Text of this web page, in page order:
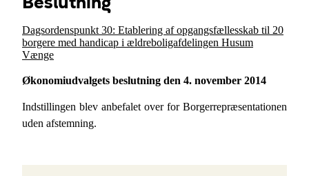
Dagsordenspunkt 30: Etablering af opgangsfællesskab til 20
borgere med handicap i ældreboligafdelingen Husum
Vænge
Økonomiudvalgets beslutning den 4. november 2014
Indstillingen blev anbefalet over for Borgerrepræsentationen
uden afstemning.